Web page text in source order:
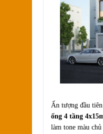
Ấn tượng đầu
ống 4 tầng
làm tone màu